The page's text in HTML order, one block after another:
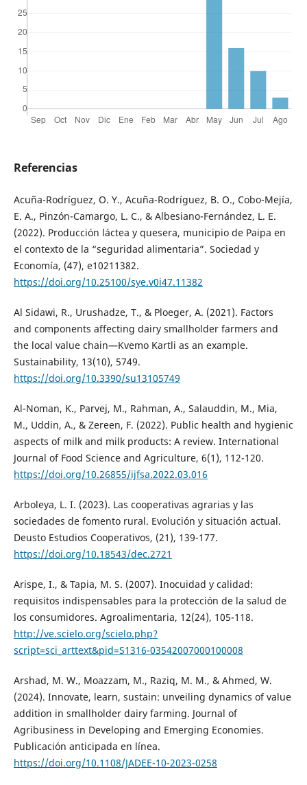
Referencias
Acuña-Rodríguez, O. Y., Acuña-Rodríguez, B. O., Cobo-Mejía,
E. A., Pinzón-Camargo, L. C., & Albesiano-Fernández, L. E.
(2022). Producción láctea y quesera, municipio de Paipa en
el contexto de la “seguridad alimentaria”. Sociedad y
Economía, (47), e10211382.
https://doi.org/10.25100/sye.v0i47.11382
Al Sidawi, R., Urushadze, T., & Ploeger, A. (2021). Factors
and components affecting dairy smallholder farmers and
the local value chain—Kvemo Kartli as an example.
Sustainability, 13(10), 5749.
https://doi.org/10.3390/su13105749
Al-Noman, K., Parvej, M., Rahman, A., Salauddin, M., Mia,
M., Uddin, A., & Zereen, F. (2022). Public health and hygienic
aspects of milk and milk products: A review. International
Journal of Food Science and Agriculture, 6(1), 112-120.
https://doi.org/10.26855/ijfsa.2022.03.016
Arboleya, L. I. (2023). Las cooperativas agrarias y las
sociedades de fomento rural. Evolución y situación actual.
Deusto Estudios Cooperativos, (21), 139-177.
https://doi.org/10.18543/dec.2721
Arispe, I., & Tapia, M. S. (2007). Inocuidad y calidad:
requisitos indispensables para la protección de la salud de
los consumidores. Agroalimentaria, 12(24), 105-118.
http://ve.scielo.org/scielo.php?
script=sci_arttext&pid=S1316-03542007000100008
Arshad, M. W., Moazzam, M., Raziq, M. M., & Ahmed, W.
(2024). Innovate, learn, sustain: unveiling dynamics of value
addition in smallholder dairy farming. Journal of
Agribusiness in Developing and Emerging Economies.
Publicación anticipada en línea.
https://doi.org/10.1108/JADEE-10-2023-0258